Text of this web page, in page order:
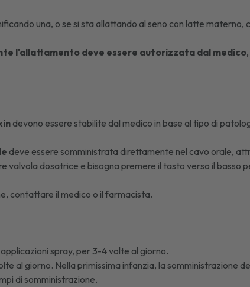
una, o se si sta allattando al seno con latte materno,
l'allattamento deve essere autorizzata dal medico
devono essere stabilite dal medico in base al tipo di
deve essere somministrata direttamente nel cavo orale,
valvola dosatrice e bisogna premere il tasto verso il basso
contattare il medico o il farmacista.
spray, per 3-4 volte al giorno.
al giorno. Nella primissima infanzia, la somministrazione
di somministrazione.